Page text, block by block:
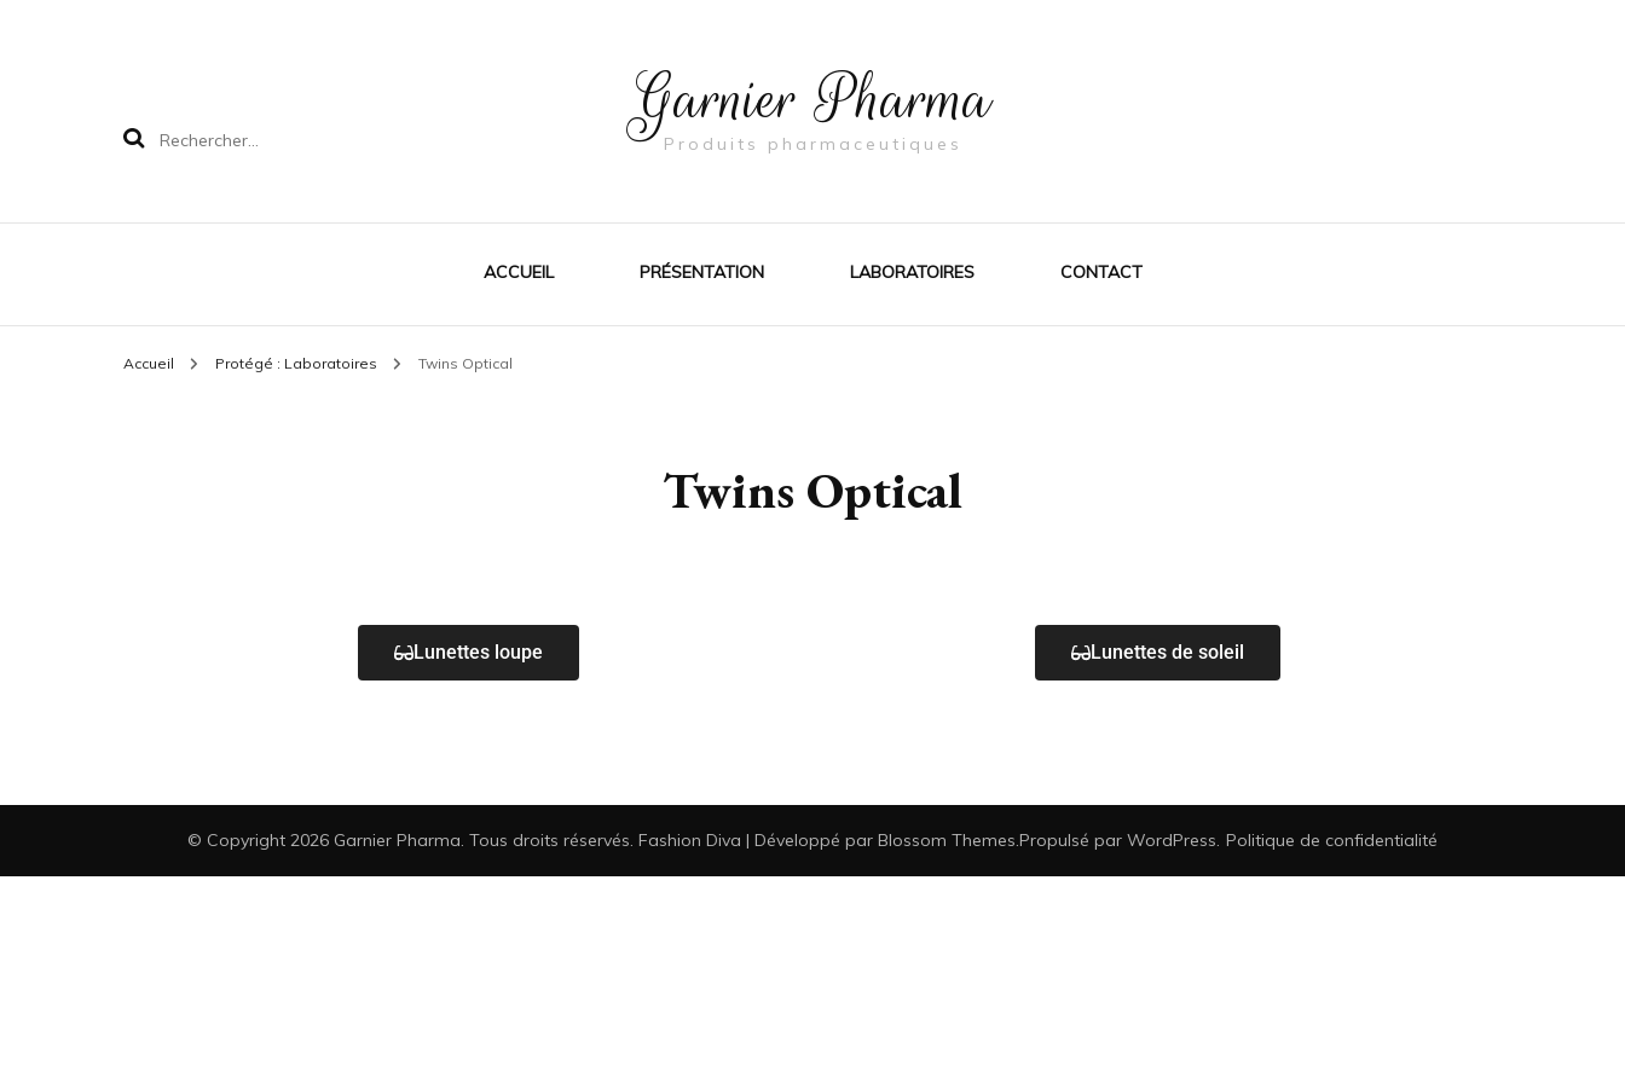
Garnier Pharma
Produits pharmaceutiques
ACCUEIL PRÉSENTATION LABORATOIRES CONTACT
Accueil Protégé : Laboratoires Twins Optical
Twins Optical
Lunettes loupe Lunettes de soleil
© Copyright 2026 Garnier Pharma. Tous droits réservés. Fashion Diva | Développé par Blossom Themes.Propulsé par WordPress. Politique de confidentialité